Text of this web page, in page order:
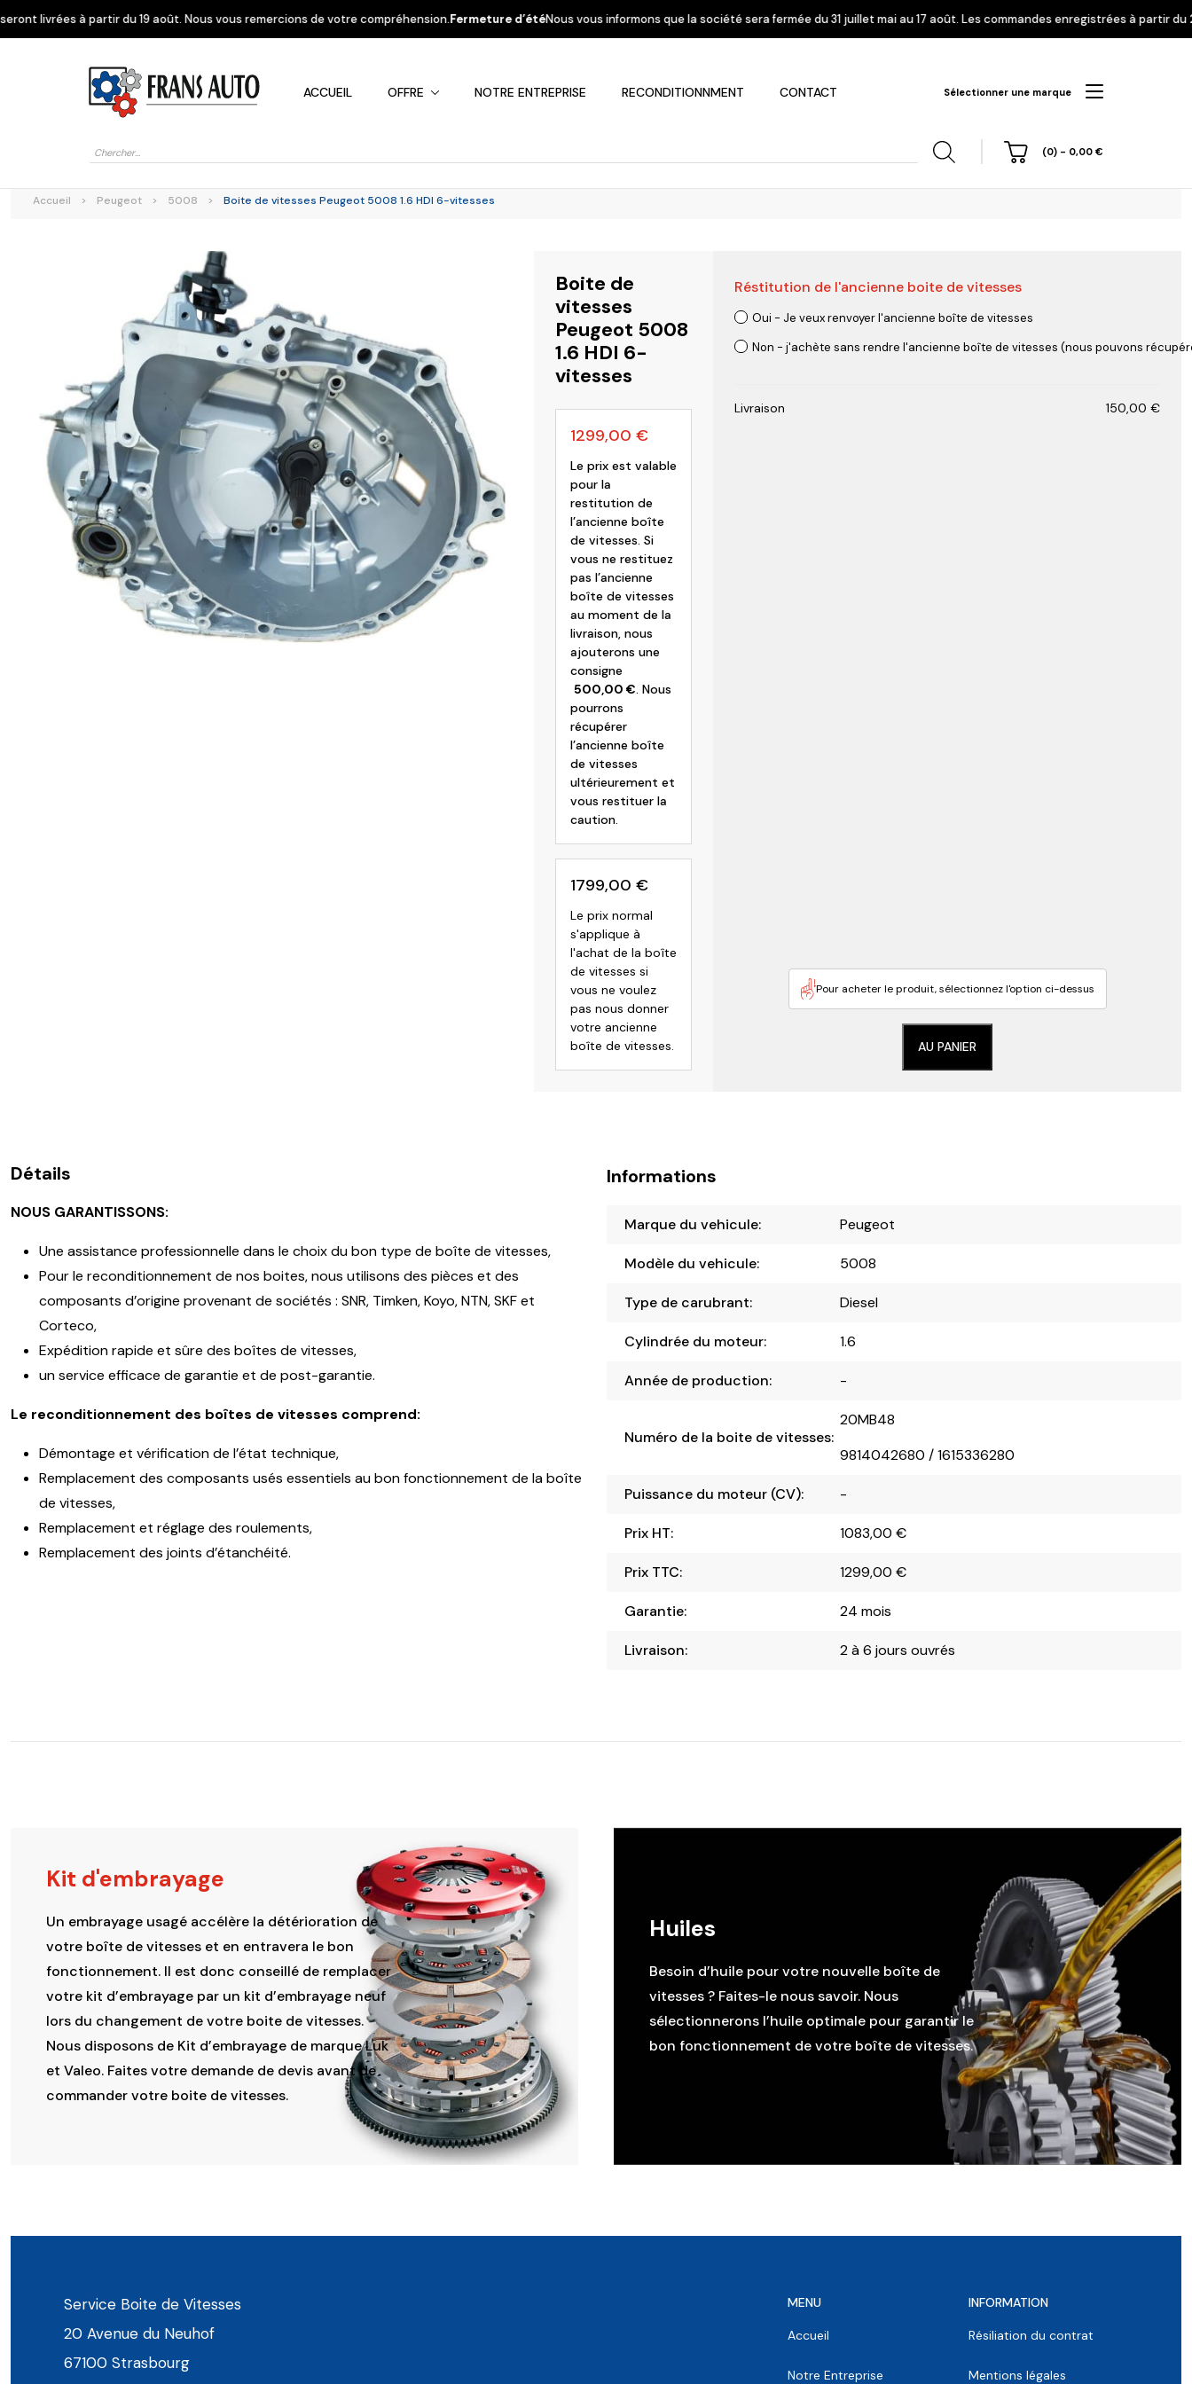
19 août. Nous vous remercions de votre compréhension.Fermeture d’étéNous vous informons que la société sera fermée du 31 juillet mai au 17 août. Les commandes enregistrées à partir du 24 juillet seront
ACCUEIL OFFRE NOTRE ENTREPRISE RECONDITIONNMENT CONTACT
Recherche
produits
(0) - 0,00 €
Sélectionner une marque
Alfa Romeo Citroen Kia Mitsubishi Nissan Opel Peugeot
Renault Suzuki Toyota Volvo
Accueil > Peugeot > 5008 > Boite de vitesses Peugeot 5008 1.6 HDI 6-vitesses
Boite de
vitesses
Peugeot 5008
1.6 HDI 6-
vitesses
1299,00 €
Le prix est valable
pour la
restitution de
l’ancienne boîte
de vitesses. Si
vous ne restituez
pas l’ancienne
boîte de vitesses
au moment de la
livraison, nous
ajouterons une
consigne
500,00 €. Nous
pourrons
récupérer
l’ancienne boîte
de vitesses
ultérieurement et
vous restituer la
caution.
1799,00 €
Le prix normal
s'applique à
l'achat de la boîte
de vitesses si
vous ne voulez
pas nous donner
votre ancienne
boîte de vitesses.
Réstitution de l'ancienne boite de vitesses
Oui - Je veux renvoyer l'ancienne boîte de vitesses
Non - j'achète sans rendre l'ancienne boîte de vitesses (nous pouvons
Livraison 150,00 €
Pour acheter le produit, sélectionnez l'option ci-dessus
AU PANIER
Détails
NOUS GARANTISSONS:
Une assistance professionnelle dans le choix du bon type de boîte de vitesses,
Pour le reconditionnement de nos boites, nous utilisons des pièces et des
composants d’origine provenant de sociétés : SNR, Timken, Koyo, NTN, SKF et
Corteco,
Expédition rapide et sûre des boîtes de vitesses,
un service efficace de garantie et de post-garantie.
Le reconditionnement des boîtes de vitesses comprend:
Démontage et vérification de l’état technique,
Remplacement des composants usés essentiels au bon fonctionnement de la boîte
de vitesses,
Remplacement et réglage des roulements,
Remplacement des joints d’étanchéité.
Informations
Marque du vehicule: Peugeot
Modèle du vehicule: 5008
Type de carubrant: Diesel
Cylindrée du moteur: 1.6
Année de production: -
Numéro de la boite de vitesses:
20MB48
9814042680 / 1615336280
Puissance du moteur (CV): -
Prix HT: 1083,00€
Prix TTC: 1299,00€
Garantie: 24 mois
Livraison: 2 à 6 jours ouvrés
Kit d'embrayage
Un embrayage usagé accélère la détérioration de
votre boîte de vitesses et en entravera le bon
fonctionnement. Il est donc conseillé de remplacer
votre kit d’embrayage par un kit d’embrayage neuf
lors du changement de votre boite de vitesses.
Nous disposons de Kit d’embrayage de marque Luk
et Valeo. Faites votre demande de devis avant de
commander votre boite de vitesses.
Huiles
Besoin d’huile pour votre nouvelle boîte de
vitesses ? Faites-le nous savoir. Nous
sélectionnerons l’huile optimale pour garantir le
bon fonctionnement de votre boîte de vitesses.
Service Boite de Vitesses
20 Avenue du Neuhof
67100 Strasbourg
MENU
Accueil
Notre Entreprise
INFORMATION
Résiliation du contrat
Mentions légales